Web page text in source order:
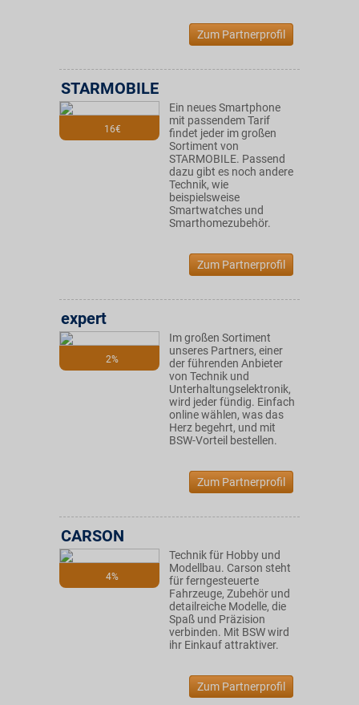
Zum Partnerprofil
16€
STARMOBILE
Ein neues Smartphone
mit passendem Tarif
findet jeder im großen
Sortiment von
STARMOBILE. Passend
dazu gibt es noch andere
Technik, wie
beispielsweise
Smartwatches und
Smarthomezubehör.
Zum Partnerprofil
2%
expert
Im großen Sortiment
unseres Partners, einer
der führenden Anbieter
von Technik und
Unterhaltungselektronik,
wird jeder fündig. Einfach
online wählen, was das
Herz begehrt, und mit
BSW-Vorteil bestellen.
Zum Partnerprofil
4%
CARSON
Technik für Hobby und
Modellbau. Carson steht
für ferngesteuerte
Fahrzeuge, Zubehör und
detailreiche Modelle, die
Spaß und Präzision
verbinden. Mit BSW wird
ihr Einkauf attraktiver.
Zum Partnerprofil